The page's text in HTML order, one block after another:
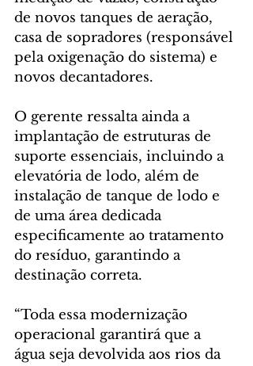
de novos tanques de aeração,
casa de sopradores (responsável
pela oxigenação do sistema) e
novos decantadores.
O gerente ressalta ainda a
implantação de estruturas de
suporte essenciais, incluindo a
elevatória de lodo, além de
instalação de tanque de lodo e
de uma área dedicada
especificamente ao tratamento
do resíduo, garantindo a
destinação correta.
“Toda essa modernização
operacional garantirá que a
água seja devolvida aos rios da